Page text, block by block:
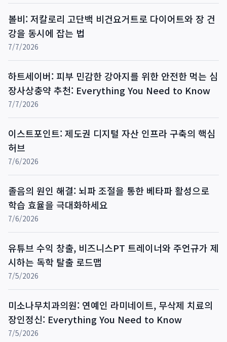
볼비: 저칼로리 고단백 비건요거트로 다이어트와 장 건
강을 동시에 잡는 법
7/7/2026
하트세이버: 피부 민감한 강아지를 위한 안전한 먹는 심
장사상충약 추천: Everything You Need to Know
7/7/2026
이스트포인트: 제도권 디지털 자산 인프라 구축의 핵심
허브
7/6/2026
졸음의 원인 해결: 뇌파 조절을 통한 베타파 활성으로
학습 효율을 극대화하세요
7/6/2026
유튜브 수익 창출, 비즈니스PT 트레이너와 주언규가 제
시하는 독학 탈출 로드맵
7/5/2026
미소나무치과의원: 연예인 라미네이트, 무삭제 치료의
장인정신: Everything You Need to Know
7/5/2026